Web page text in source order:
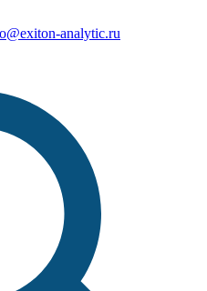
analytic.ru